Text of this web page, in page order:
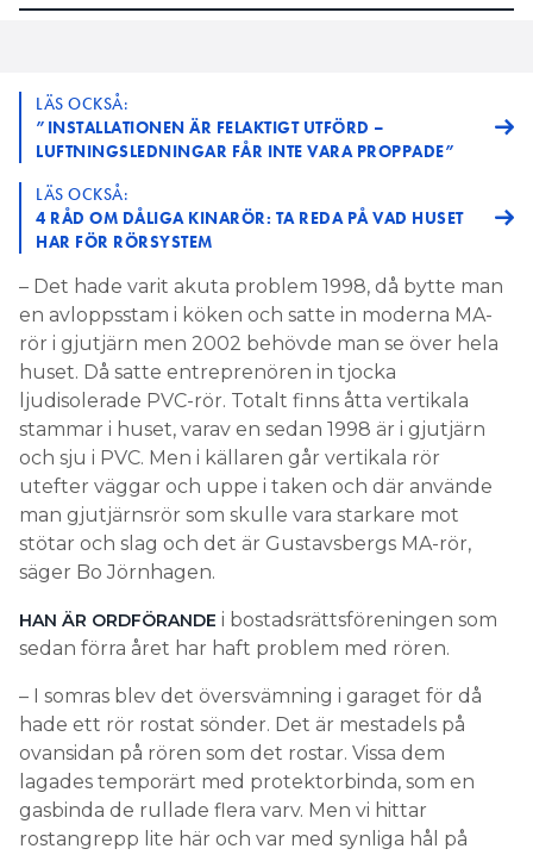
LÄS OCKSÅ:
”INSTALLATIONEN ÄR FELAKTIGT UTFÖRD –
LUFTNINGSLEDNINGAR FÅR INTE VARA PROPPADE”
LÄS OCKSÅ:
4 RÅD OM DÅLIGA KINARÖR: TA REDA PÅ VAD HUSET
HAR FÖR RÖRSYSTEM
– Det hade varit akuta problem 1998, då bytte man
en avloppsstam i köken och satte in moderna MA-
rör i gjutjärn men 2002 behövde man se över hela
huset. Då satte entreprenören in tjocka
ljudisolerade PVC-rör. Totalt finns åtta vertikala
stammar i huset, varav en sedan 1998 är i gjutjärn
och sju i PVC. Men i källaren går vertikala rör
utefter väggar och uppe i taken och där använde
man gjutjärnsrör som skulle vara starkare mot
stötar och slag och det är Gustavsbergs MA-rör,
säger Bo Jörnhagen.
HAN ÄR ORDFÖRANDE i bostadsrättsföreningen som
sedan förra året har haft problem med rören.
– I somras blev det översvämning i garaget för då
hade ett rör rostat sönder. Det är mestadels på
ovansidan på rören som det rostar. Vissa dem
lagades temporärt med protektorbinda, som en
gasbinda de rullade flera varv. Men vi hittar
rostangrepp lite här och var med synliga hål på